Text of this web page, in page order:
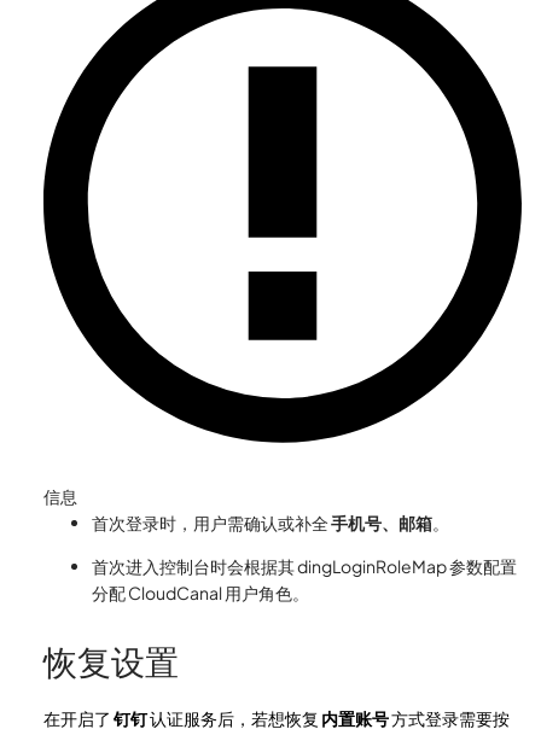
信息
首次登录时，用户需确认或补全手机号、邮箱
首次进入控制台时会根据其 dingLoginRoleMap 参数配置
分配 CloudCanal 用户角色。
恢复设置
在开启了 钉钉认证服务后，若想恢复 内置账号方式登录需要按